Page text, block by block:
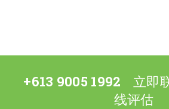
+613 9005 1992
立即
线评估